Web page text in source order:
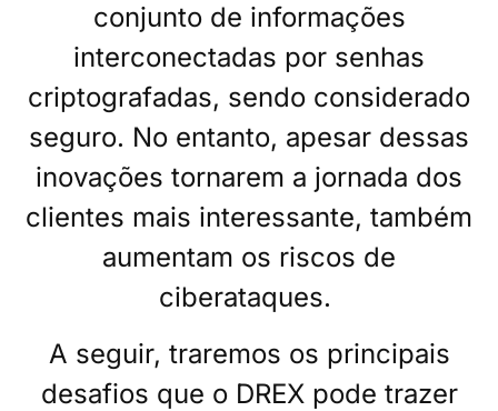
conjunto de informações
interconectadas por senhas
criptografadas, sendo considerado
seguro. No entanto, apesar dessas
inovações tornarem a jornada dos
clientes mais interessante, também
aumentam os riscos de
ciberataques.
A seguir, traremos os principais
desafios que o DREX pode trazer